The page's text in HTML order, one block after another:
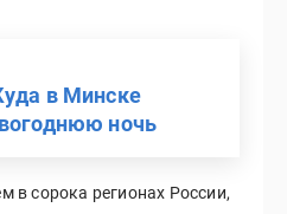
в Минске
ночь
в сорока регионах России,